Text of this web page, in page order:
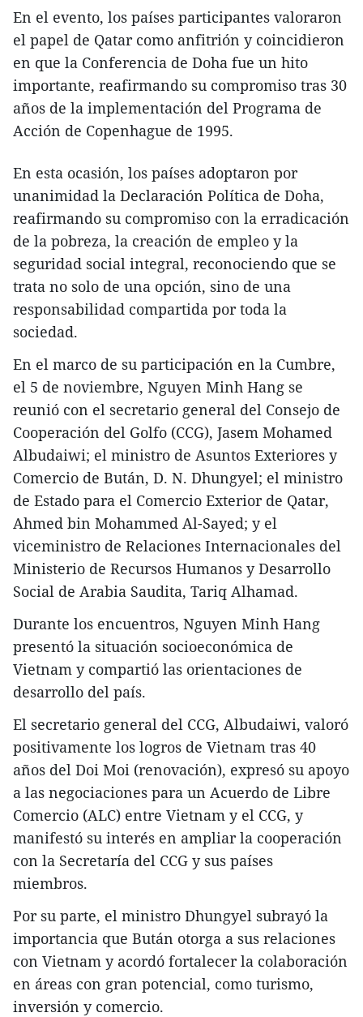
En el evento, los países participantes valoraron
el papel de Qatar como anfitrión y coincidieron
en que la Conferencia de Doha fue un hito
importante, reafirmando su compromiso tras 30
años de la implementación del Programa de
Acción de Copenhague de 1995.
En esta ocasión, los países adoptaron por
unanimidad la Declaración Política de Doha,
reafirmando su compromiso con la erradicación
de la pobreza, la creación de empleo y la
seguridad social integral, reconociendo que se
trata no solo de una opción, sino de una
responsabilidad compartida por toda la
sociedad.
En el marco de su participación en la Cumbre,
el 5 de noviembre, Nguyen Minh Hang se
reunió con el secretario general del Consejo de
Cooperación del Golfo (CCG), Jasem Mohamed
Albudaiwi; el ministro de Asuntos Exteriores y
Comercio de Bután, D. N. Dhungyel; el ministro
de Estado para el Comercio Exterior de Qatar,
Ahmed bin Mohammed Al-Sayed; y el
viceministro de Relaciones Internacionales del
Ministerio de Recursos Humanos y Desarrollo
Social de Arabia Saudita, Tariq Alhamad.
Durante los encuentros, Nguyen Minh Hang
presentó la situación socioeconómica de
Vietnam y compartió las orientaciones de
desarrollo del país.
El secretario general del CCG, Albudaiwi, valoró
positivamente los logros de Vietnam tras 40
años del Doi Moi (renovación), expresó su apoyo
a las negociaciones para un Acuerdo de Libre
Comercio (ALC) entre Vietnam y el CCG, y
manifestó su interés en ampliar la cooperación
con la Secretaría del CCG y sus países
miembros.
Por su parte, el ministro Dhungyel subrayó la
importancia que Bután otorga a sus relaciones
con Vietnam y acordó fortalecer la colaboración
en áreas con gran potencial, como turismo,
inversión y comercio.